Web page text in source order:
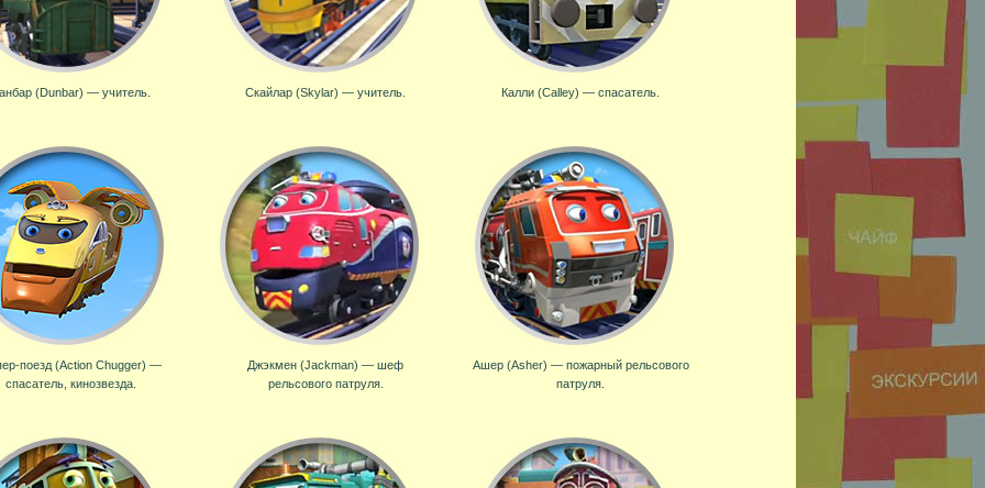
(Dunbar) — учитель. Скайлар (Skylar) — учитель. Калли (Calley) — спасатель.
поезд (Action Chugger) —
спасатель, кинозвезда.
Джэкмен (Jackman) — шеф
рельсового патруля.
Ашер (Asher) — пожарный рельсового
патруля.